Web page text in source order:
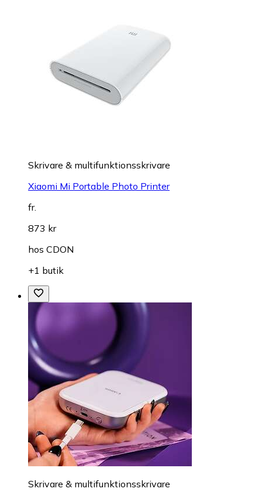
Skrivare & multifunktionsskrivare
Xiaomi Mi Portable Photo Printer
fr.
873 kr
hos CDON
+1 butik
Skrivare & multifunktionsskrivare